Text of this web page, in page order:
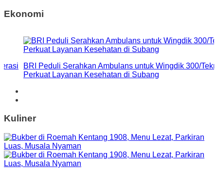
Ekonomi
BRI Peduli Serahkan Ambulans untuk Wingdik 300/
Perkuat Layanan Kesehatan di Subang
Kuliner